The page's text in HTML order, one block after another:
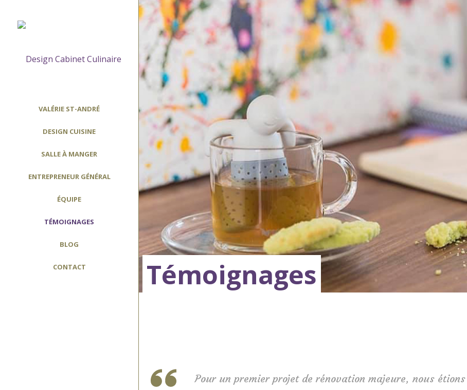
VALÉRIE ST-ANDRÉ
DESIGN CUISINE
SALLE À MANGER
ENTREPRENEUR GÉNÉRAL
ÉQUIPE
TÉMOIGNAGES
BLOG
CONTACT Témoignages
Pour un premier projet de rénovation majeure, nous